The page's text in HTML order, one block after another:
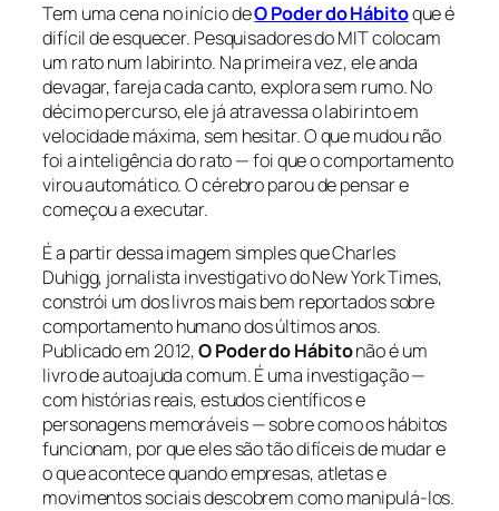
Tem uma cena no início deO Poder do Hábitoque é
difícil de esquecer. Pesquisadores do MIT colocam
um rato num labirinto. Na primeira vez, ele anda
devagar, fareja cada canto, explora sem rumo. No
décimo percurso, ele já atravessa o labirinto em
velocidade máxima, sem hesitar. O que mudou não
foi a inteligência do rato — foi que o comportamento
virou automático. O cérebro parou de pensar e
começou a executar.
É a partir dessa imagem simples que Charles
Duhigg, jornalista investigativo do New York Times,
constrói um dos livros mais bem reportados sobre
comportamento humano dos últimos anos.
Publicado em 2012,O Poder do Hábitonão é um
livro de autoajuda comum. É uma investigação —
com histórias reais, estudos científicos e
personagens memoráveis — sobre como os hábitos
funcionam, por que eles são tão difíceis de mudar e
o que acontece quando empresas, atletas e
movimentos sociais descobrem como manipulá-los.